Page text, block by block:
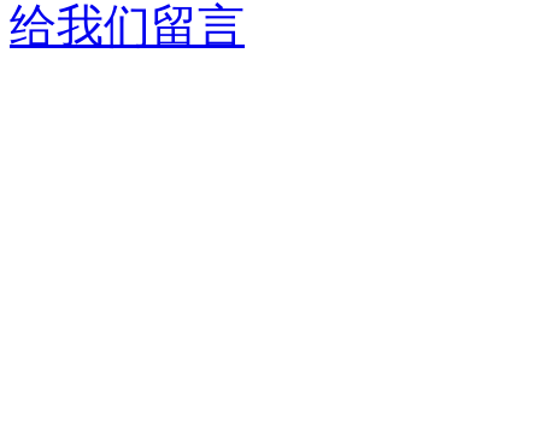
给我们留言